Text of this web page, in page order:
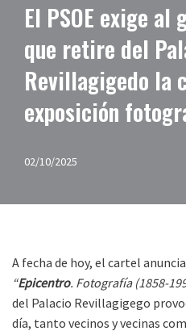
El PSOE exige al
que retire del
Revillagigedo la
exposición
02/10/2025
A fecha de hoy, el cartel
“Epicentro. Fotografía (1858-
del Palacio Revillagigego
día, tanto vecinos y vecinas